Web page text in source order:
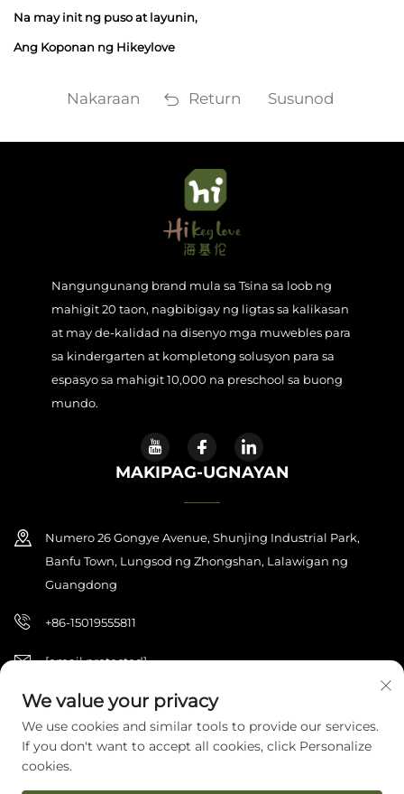
Na may init ng puso at layunin,
Ang Koponan ng Hikeylove
Nakaraan Return Susunod
Nangungunang brand mula sa Tsina sa loob ng
mahigit 20 taon, nagbibigay ng ligtas sa kalikasan
at may de-kalidad na disenyo mga muwebles para
sa kindergarten at kompletong solusyon para sa
espasyo sa mahigit 10,000 na preschool sa buong
mundo.
MAKIPAG-UGNAYAN
Numero 26 Gongye Avenue, Shunjing Industrial Park,
Banfu Town, Lungsod ng Zhongshan, Lalawigan ng
Guangdong
+86-15019555811
[email protected]
Copyright © 2026 Zhongshan Haijilun Cultural And Educational
Product Co., Ltd. Nakareserba ang lahat ng karapatan. Patakaran sa
We value your privacy
We use cookies and similar tools to provide our services.
If you don't want to accept all cookies, click Personalize
cookies.